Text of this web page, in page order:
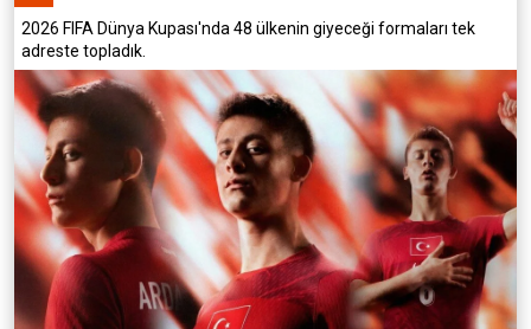
2026 FIFA Dünya Kupası'nda 48 ülkenin giyeceği formaları tek
adreste topladık.